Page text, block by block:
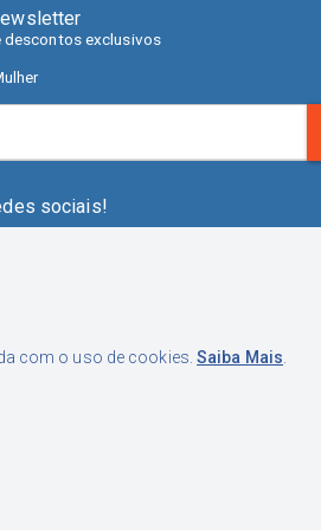
com o uso de cookies.Saiba Mais
descontos exclusivos
sociais!